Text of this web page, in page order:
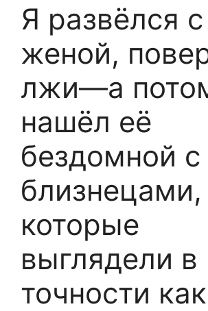
Я развёлся с
женой,
лжи—а
нашёл её
бездомной с
близнецами,
которые
выглядели в
точности